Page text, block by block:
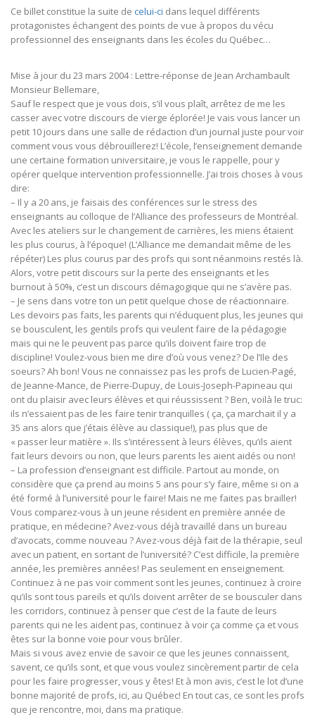
Ce billet constitue la suite de celui-ci dans lequel différents
protagonistes échangent des points de vue à propos du vécu
professionnel des enseignants dans les écoles du Québec…
Mise à jour du 23 mars 2004 : Lettre-réponse de Jean Archambault
Monsieur Bellemare,
Sauf le respect que je vous dois, s’il vous plaît, arrêtez de me les
casser avec votre discours de vierge éplorée! Je vais vous lancer un
petit 10 jours dans une salle de rédaction d’un journal juste pour voir
comment vous vous débrouillerez! L’école, l’enseignement demande
une certaine formation universitaire, je vous le rappelle, pour y
opérer quelque intervention professionnelle. J’ai trois choses à vous
dire:
– Il y a 20 ans, je faisais des conférences sur le stress des
enseignants au colloque de l’Alliance des professeurs de Montréal.
Avec les ateliers sur le changement de carrières, les miens étaient
les plus courus, à l’époque! (L’Alliance me demandait même de les
répéter) Les plus courus par des profs qui sont néanmoins restés là.
Alors, votre petit discours sur la perte des enseignants et les
burnout à 50%, c’est un discours démagogique qui ne s’avère pas.
– Je sens dans votre ton un petit quelque chose de réactionnaire.
Les devoirs pas faits, les parents qui n’éduquent plus, les jeunes qui
se bousculent, les gentils profs qui veulent faire de la pédagogie
mais qui ne le peuvent pas parce qu’ils doivent faire trop de
discipline! Voulez-vous bien me dire d’où vous venez? De l’Ile des
soeurs? Ah bon! Vous ne connaissez pas les profs de Lucien-Pagé,
de Jeanne-Mance, de Pierre-Dupuy, de Louis-Joseph-Papineau qui
ont du plaisir avec leurs élèves et qui réussissent ? Ben, voilà le truc:
ils n’essaient pas de les faire tenir tranquilles ( ça, ça marchait il y a
35 ans alors que j’étais élève au classique!), pas plus que de
« passer leur matière ». Ils s’intéressent à leurs élèves, qu’ils aient
fait leurs devoirs ou non, que leurs parents les aient aidés ou non!
– La profession d’enseignant est difficile. Partout au monde, on
considère que ça prend au moins 5 ans pour s’y faire, même si on a
été formé à l’université pour le faire! Mais ne me faites pas brailler!
Vous comparez-vous à un jeune résident en première année de
pratique, en médecine? Avez-vous déjà travaillé dans un bureau
d’avocats, comme nouveau ? Avez-vous déjà fait de la thérapie, seul
avec un patient, en sortant de l’université? C’est difficile, la première
année, les premières années! Pas seulement en enseignement.
Continuez à ne pas voir comment sont les jeunes, continuez à croire
qu’ils sont tous pareils et qu’ils doivent arrêter de se bousculer dans
les corridors, continuez à penser que c’est de la faute de leurs
parents qui ne les aident pas, continuez à voir ça comme ça et vous
êtes sur la bonne voie pour vous brûler.
Mais si vous avez envie de savoir ce que les jeunes connaissent,
savent, ce qu’ils sont, et que vous voulez sincèrement partir de cela
pour les faire progresser, vous y êtes! Et à mon avis, c’est le lot d’une
bonne majorité de profs, ici, au Québec! En tout cas, ce sont les profs
que je rencontre, moi, dans ma pratique.